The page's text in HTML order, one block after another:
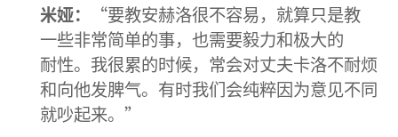
米娅： “要教安赫洛很不容易， 就算只是教
一些非常简单的事， 也需要毅力和极大的
耐性。 我很累的时候， 常会对丈夫卡洛不耐烦
和向他发脾气。 有时我们会纯粹因为意见不同
就吵起来。”